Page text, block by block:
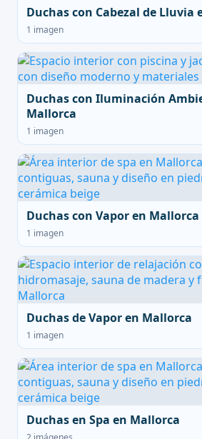
Duchas con Cabezal de Lluvia
1 imagen
Duchas con Iluminación
Mallorca
1 imagen
Duchas con Vapor en Mallorca
1 imagen
Duchas de Vapor en Mallorca
1 imagen
Duchas en Spa en Mallorca